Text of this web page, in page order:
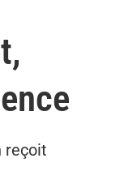
reçoit